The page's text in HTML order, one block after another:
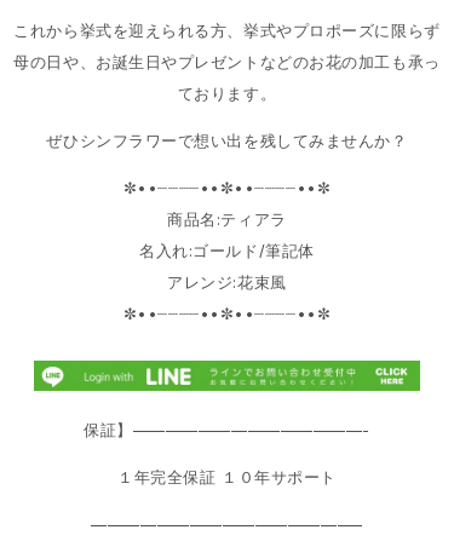
これから挙式を迎えられる方、挙式やプロポーズに限らず
母の日や、お誕生日やプレゼントなどのお花の加工も承っ
ております。
ぜひシンフラワーで想い出を残してみませんか？
✼••┈┈┈┈••✼••┈┈┈┈••✼
商品名:ティアラ
名入れ:ゴールド/筆記体
アレンジ:花束風
✼••┈┈┈┈••✼••┈┈┈┈••✼
保証】——————————————-
１年完全保証 １０年サポート
————————————————–